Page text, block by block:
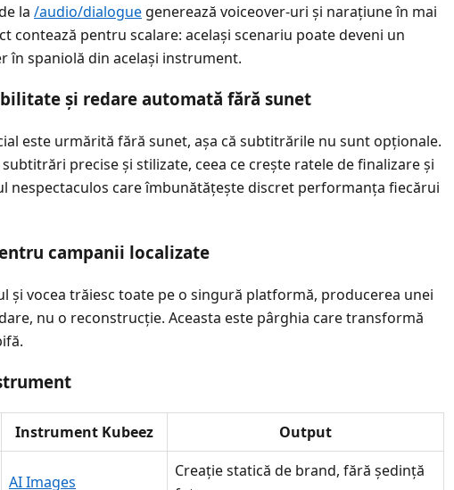
la /audio/dialogue generează voiceover-uri și narațiune în mai
contează pentru scalare: același scenariu poate deveni un
în spaniolă din același instrument.
și redare automată fără sunet
este urmărită fără sunet, așa că subtitrările nu sunt opționale.
precise și stilizate, ceea ce crește ratele de finalizare și
nespectaculos care îmbunătățește discret performanța fiecărui
campanii localizate
și vocea trăiesc toate pe o singură platformă, producerea unei
nu o reconstrucție. Aceasta este pârghia care transformă
Instrument Kubeez Output
AI Images
Creație statică de brand, fără ședință